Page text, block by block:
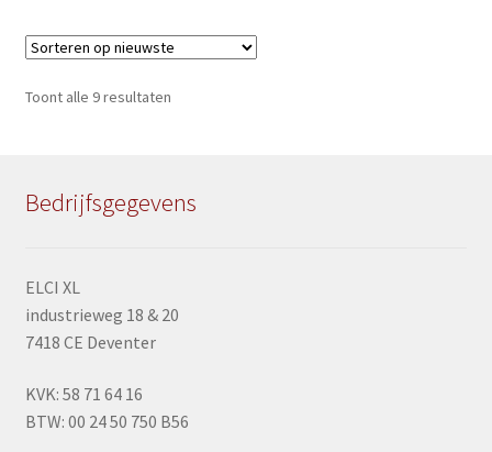
Toont alle 9 resultatenGesorteerd
Bedrijfsgegevens
ELCI XL
industrieweg 18 & 20
7418 CE Deventer
KVK: 58 71 64 16
BTW: 00 24 50 750 B56